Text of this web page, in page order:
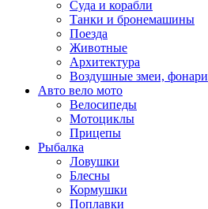
Суда и корабли
Танки и бронемашины
Поезда
Животные
Архитектура
Воздушные змеи, фонари
Авто вело мото
Велосипеды
Мотоциклы
Прицепы
Рыбалка
Ловушки
Блесны
Кормушки
Поплавки